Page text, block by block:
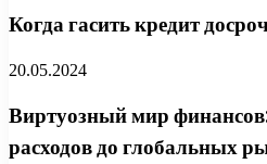
Когда гасить кредит
20.05.2024
Виртуозный мир
расходов до глобальных